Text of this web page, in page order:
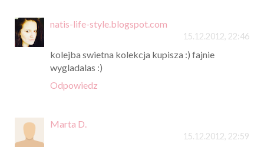
natis-life-style.blogspot.com
15.12.2012, 22:46
kolejba swietna kolekcja kupisza :) fajnie
wygladalas :)
Odpowiedz
Marta D.
15.12.2012, 22:59